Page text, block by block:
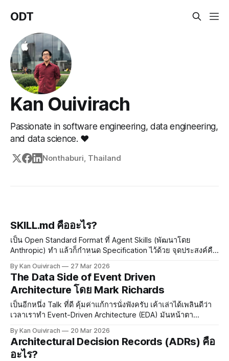
ODT
Kan Ouivirach
Passionate in software engineering, data engineering,
and data science. ♥
Nonthaburi, Thailand
SKILL.md คืออะไร?
เป็น Open Standard Format ที่ Agent Skills (พัฒนาโดย
Anthropic) ทำ แล้วก็กำหนด Specification ไว้ด้วย จุดประสงค์คือ
มากขึ้นในงานที่เราทำ แล้วก็มีบริบทที่เจาะจงกับงานที่เราทำมาก
ขึ้นด้วย ในโฟลเดอร์ไหนที่มีไฟล์ SKILL.
By Kan Ouivirach 27 Mar 2026
The Data Side of Event Driven
Architecture โดย Mark Richards
เป็นอีกหนึ่ง Talk ที่ดี คุ้มค่าแก้การนั่งฟังครับ เค้าเล่าได้เพลินดีว่า
เวลาเราทำ Event-Driven Architecture (EDA) มันหน้าตา
Patterns มีแนวคิดอย่างไร เราควรเลือกแบบไหน ซึ่งแน่นอนว่าไม่
ว่าเลือกทางไหนก็จะต้องเจอ
By Kan Ouivirach 20 Mar 2026
Architectural Decision Records (ADRs) คือ
อะไร?